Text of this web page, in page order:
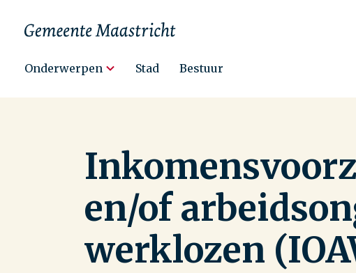
Onderwerpen Stad Bestuur
en/of
werklozen